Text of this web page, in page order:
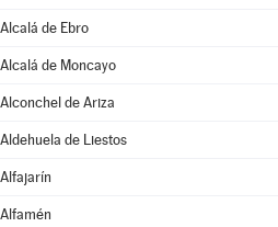
Alcalá de Ebro
Alcalá de Moncayo
Alconchel de Ariza
Aldehuela de Liestos
Alfajarín
Alfamén